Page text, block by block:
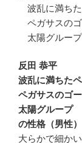
波乱に満ち
ペガサスの
太陽グループ
反田 恭平
波乱に満ちた
ペガサスのゴ
太陽グループ
の性格（男性）
大らかで細か